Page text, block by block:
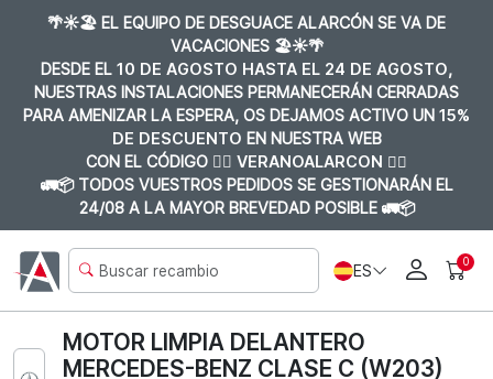
🌴☀️🏖️ EL EQUIPO DE DESGUACE ALARCÓN SE VA DE
VACACIONES 🏖️☀️🌴
DESDE EL 10 DE AGOSTO HASTA EL 24 DE AGOSTO,
NUESTRAS INSTALACIONES PERMANECERÁN CERRADAS
PARA AMENIZAR LA ESPERA, OS DEJAMOS ACTIVO UN 15%
DE DESCUENTO EN NUESTRA WEB
CON EL CÓDIGO 👉🏼 VERANOALARCON 👈🏼
🚛📦 TODOS VUESTROS PEDIDOS SE GESTIONARÁN EL
24/08 A LA MAYOR BREVEDAD POSIBLE 🚛📦
ES 0
MOTOR LIMPIA DELANTERO
MERCEDES-BENZ CLASE C (W203)